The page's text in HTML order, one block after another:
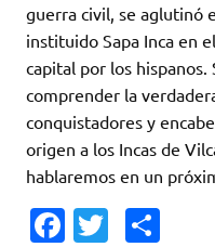
guerra civil, se aglutinó
instituido Sapa Inca en
capital por los
comprender la
conquistadores y
origen a los Incas de
hablaremos en un
Fa
T